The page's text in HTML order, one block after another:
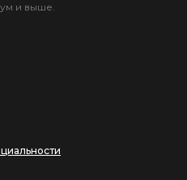
и выше.